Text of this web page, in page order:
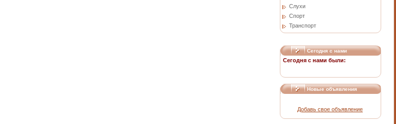
Слухи
Спорт
Транспорт
Сегодня с нами
Сегодня с нами были:
Новые объявления
Добавь свое объявление